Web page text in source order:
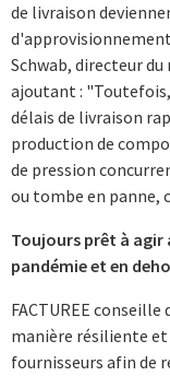
de livraison
Schwab, directeur
ajoutant :
délais de livraison
production de
de pression
ou tombe en panne,
Toujours prêt à agir
pandémie et en
FACTUREE
manière résiliente
fournisseurs afin de